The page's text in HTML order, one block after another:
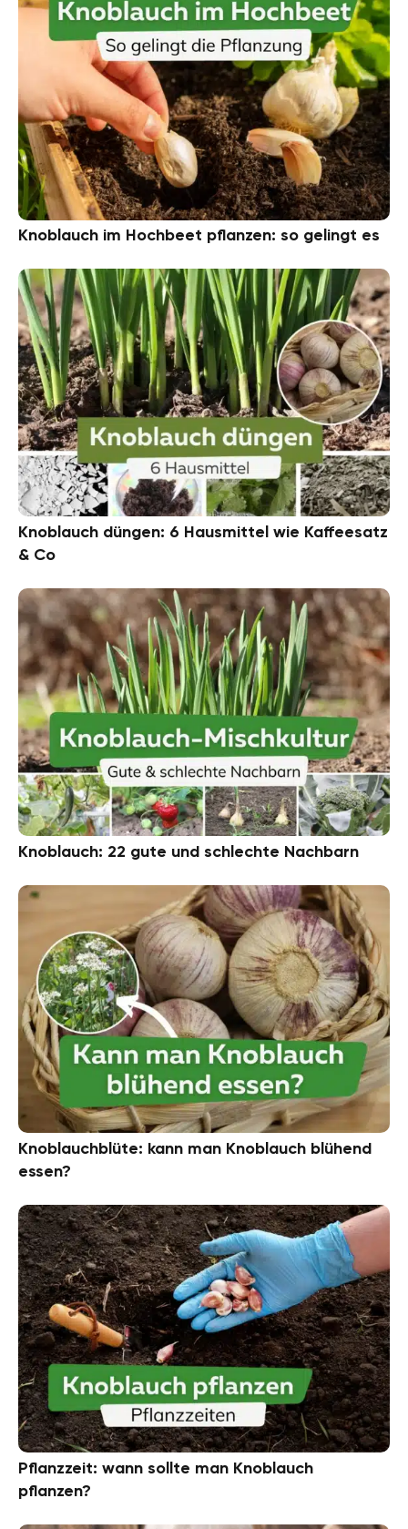
Knoblauch im Hochbeet pflanzen: so gelingt es
Knoblauch düngen: 6 Hausmittel wie Kaffeesatz
& Co
Knoblauch: 22 gute und schlechte Nachbarn
Knoblauchblüte: kann man Knoblauch blühend
essen?
Pflanzzeit: wann sollte man Knoblauch
pflanzen?